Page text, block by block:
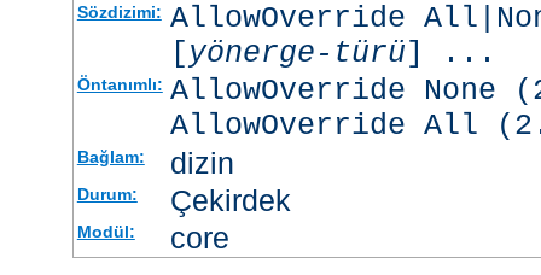
Sözdizimi: AllowOverride
[yönerge-türü] ...
Öntanımlı: AllowOverride None
AllowOverride All
Bağlam: dizin
Durum: Çekirdek
Modül: core